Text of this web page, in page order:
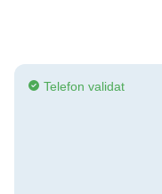
Telefon validat